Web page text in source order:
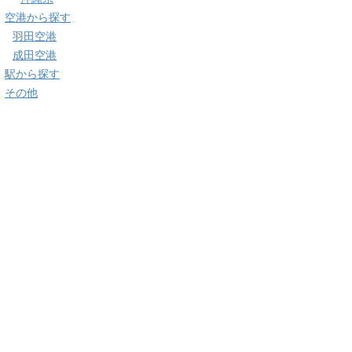
空港から探す
羽田空港
成田空港
駅から探す
その他